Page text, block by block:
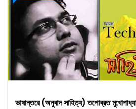
ভাষান্তরে (অনুবাদ সাহিত্য) তপোব্রত